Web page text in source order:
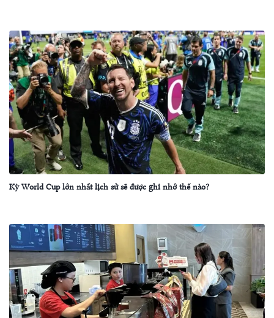
Kỳ World Cup lớn nhất lịch sử sẽ được ghi nhớ thế nào?